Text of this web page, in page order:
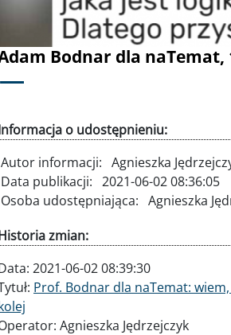
Bodnar dla naTemat,
o udostępnieniu:
Autor informacji: Agnieszka
Data publikacji: 2021-06-02 08:36:05
Osoba udostępniająca: Agnieszka
zmian:
2021-06-02 08:39:30
Prof. Bodnar dla naTemat:
Agnieszka Jędrzejczyk